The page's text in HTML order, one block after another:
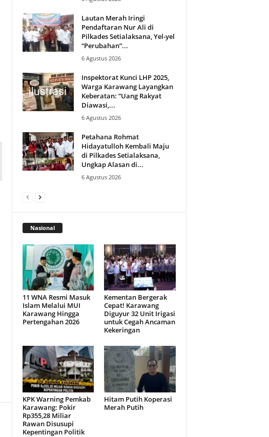
Lautan Merah Iringi
Pendaftaran Nur Ali di
Pilkades Setialaksana, Yel-yel
“Perubahan”...
6 Agustus 2026
Inspektorat Kunci LHP 2025,
Warga Karawang Layangkan
Keberatan: “Uang Rakyat
Diawasi,...
6 Agustus 2026
Petahana Rohmat
Hidayatulloh Kembali Maju
di Pilkades Setialaksana,
Ungkap Alasan di...
6 Agustus 2026
Nasional
11 WNA Resmi Masuk
Islam Melalui MUI
Karawang Hingga
Pertengahan 2026
Kementan Bergerak
Cepat! Karawang
Diguyur 32 Unit Irigasi
untuk Cegah Ancaman
Kekeringan
KPK Warning Pemkab
Karawang: Pokir
Rp355,28 Miliar
Rawan Disusupi
Kepentingan Politik
Hitam Putih Koperasi
Merah Putih